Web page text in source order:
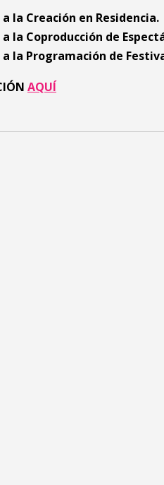
la Creación en Residencia.
la Coproducción de
la Programación de
AQUÍ